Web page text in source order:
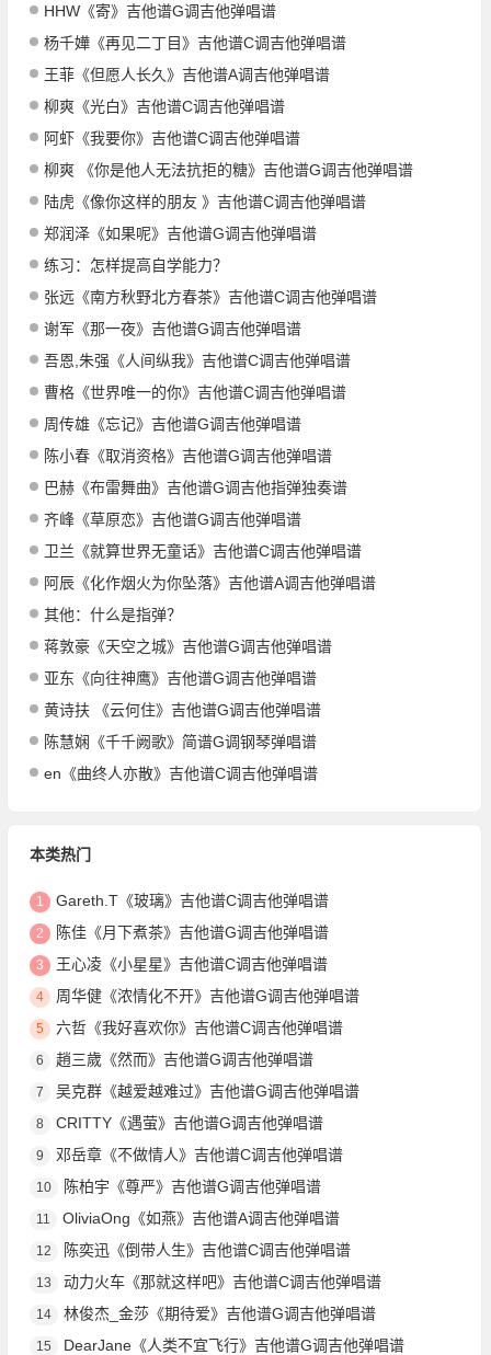
HHW《寄》吉他谱G调吉他弹唱谱
杨千嬅《再见二丁目》吉他谱C调吉他弹唱谱
王菲《但愿人长久》吉他谱A调吉他弹唱谱
柳爽《光白》吉他谱C调吉他弹唱谱
阿虾《我要你》吉他谱C调吉他弹唱谱
柳爽 《你是他人无法抗拒的糖》吉他谱G调吉他弹唱谱
陆虎《像你这样的朋友 》吉他谱C调吉他弹唱谱
郑润泽《如果呢》吉他谱G调吉他弹唱谱
练习：怎样提高自学能力？
张远《南方秋野北方春茶》吉他谱C调吉他弹唱谱
谢军《那一夜》吉他谱G调吉他弹唱谱
吾恩,朱强《人间纵我》吉他谱C调吉他弹唱谱
曹格《世界唯一的你》吉他谱C调吉他弹唱谱
周传雄《忘记》吉他谱G调吉他弹唱谱
陈小春《取消资格》吉他谱G调吉他弹唱谱
巴赫《布雷舞曲》吉他谱G调吉他指弹独奏谱
齐峰《草原恋》吉他谱G调吉他弹唱谱
卫兰《就算世界无童话》吉他谱C调吉他弹唱谱
阿辰《化作烟火为你坠落》吉他谱A调吉他弹唱谱
其他：什么是指弹？
蒋敦豪《天空之城》吉他谱G调吉他弹唱谱
亚东《向往神鹰》吉他谱G调吉他弹唱谱
黄诗扶 《云何住》吉他谱G调吉他弹唱谱
陈慧娴《千千阙歌》简谱G调钢琴弹唱谱
en《曲终人亦散》吉他谱C调吉他弹唱谱
本类热门
1 Gareth.T《玻璃》吉他谱C调吉他弹唱谱
2 陈佳《月下煮茶》吉他谱G调吉他弹唱谱
3 王心凌《小星星》吉他谱C调吉他弹唱谱
4 周华健《浓情化不开》吉他谱G调吉他弹唱谱
5 六哲《我好喜欢你》吉他谱C调吉他弹唱谱
6 趙三歲《然而》吉他谱G调吉他弹唱谱
7 吴克群《越爱越难过》吉他谱G调吉他弹唱谱
8 CRITTY《遇萤》吉他谱G调吉他弹唱谱
9 邓岳章《不做情人》吉他谱C调吉他弹唱谱
10 陈柏宇《尊严》吉他谱G调吉他弹唱谱
11 OliviaOng《如燕》吉他谱A调吉他弹唱谱
12 陈奕迅《倒带人生》吉他谱C调吉他弹唱谱
13 动力火车《那就这样吧》吉他谱C调吉他弹唱谱
14 林俊杰_金莎《期待爱》吉他谱G调吉他弹唱谱
15 DearJane《人类不宜飞行》吉他谱G调吉他弹唱谱